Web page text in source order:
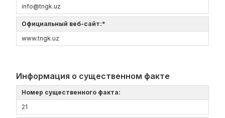
info@tngk.uz
Официальный веб-сайт:*
www.tngk.uz
Информация о существенном факте
Номер существенного факта:
21